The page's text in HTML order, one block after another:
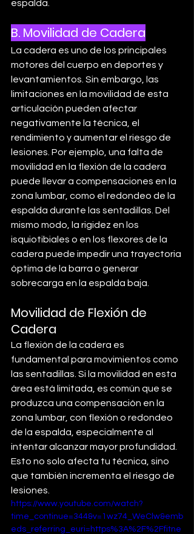
espalda.
B. Movilidad de Cadera
La cadera es uno de los principales
motores del cuerpo en deportes y
levantamientos. Sin embargo, las
limitaciones en la movilidad de esta
articulación pueden afectar
negativamente la técnica, el
rendimiento y aumentar el riesgo de
lesiones. Por ejemplo, una falta de
movilidad en la flexión de la cadera
puede llevar a compensaciones en la
zona lumbar, como el redondeo de la
espalda durante las sentadillas. Del
mismo modo, la rigidez en los
isquiotibiales o en los flexores de la
cadera puede impedir una trayectoria
óptima de la barra o generar
sobrecarga en la espalda baja.
Movilidad de Flexión de
Cadera
La flexión de la cadera es
fundamental para movimientos como
las sentadillas. Si la movilidad en esta
área está limitada, es común que se
produzca una compensación en la
zona lumbar, con flexión o redondeo
de la espalda, especialmente al
intentar alcanzar mayor profundidad.
Esto no solo afecta tu técnica, sino
que también incrementa el riesgo de
lesiones.
https://www.youtube.com/watch?
time_continue=344&v=1wz74_WeClw&emb
eds_referring_euri=https%3A%2F%2Ffitne